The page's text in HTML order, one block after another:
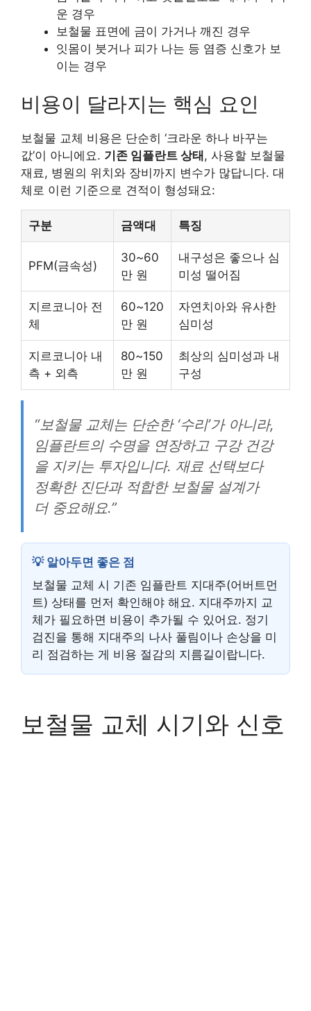
운 경우
보철물 표면에 금이 가거나 깨진 경우
잇몸이 붓거나 피가 나는 등 염증 신호가 보
이는 경우
비용이 달라지는 핵심 요인
보철물 교체 비용은 단순히 ‘크라운 하나 바꾸는
값’이 아니에요. 기존 임플란트 상태 , 사용할 보철물
재료, 병원의 위치와 장비까지 변수가 많답니다. 대
체로 이런 기준으로 견적이 형성돼요:
구분 금액대 특징
PFM(금속성)
30~60
만 원
내구성은 좋으나 심
미성 떨어짐
지르코니아 전
체
60~120
만 원
자연치아와 유사한
심미성
지르코니아 내
측 + 외측
80~150
만 원
최상의 심미성과 내
구성
“보철물 교체는 단순한 ‘수리’가 아니라,
임플란트의 수명을 연장하고 구강 건강
을 지키는 투자입니다. 재료 선택보다
정확한 진단과 적합한 보철물 설계가
더 중요해요.”
💡 알아두면 좋은 점
보철물 교체 시 기존 임플란트 지대주(어버트먼
트) 상태를 먼저 확인해야 해요. 지대주까지 교
체가 필요하면 비용이 추가될 수 있어요. 정기
검진을 통해 지대주의 나사 풀림이나 손상을 미
리 점검하는 게 비용 절감의 지름길이랍니다.
보철물 교체 시기와 신호